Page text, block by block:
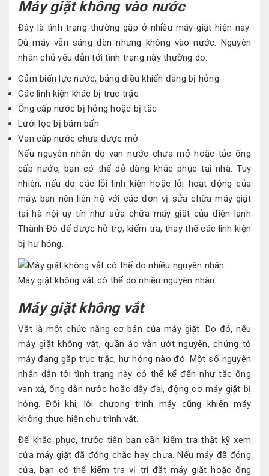
Máy giặt không vào nước
Đây là tình trạng thường gặp ở nhiều máy giặt hiện nay.
Dù máy vẫn sáng đèn nhưng không vào nước. Nguyên
nhân chủ yếu dẫn tới tình trạng này thường do:
Cảm biến lực nước, bảng điều khiển đang bị hỏng
Các linh kiện khác bị trục trặc
Ống cấp nước bị hỏng hoặc bị tắc
Lưới lọc bị bám bẩn
Van cấp nước chưa được mở
Nếu nguyên nhân do van nước chưa mở hoặc tắc ống
cấp nước, bạn có thể dễ dàng khắc phục tại nhà. Tuy
nhiên, nếu do các lỗi linh kiện hoặc lỗi hoạt động của
máy, bạn nên liên hệ với các đơn vị sửa chữa máy giặt
tại hà nội uy tín như sửa chữa máy giặt của điện lạnh
Thành Đô để được hỗ trợ, kiểm tra, thay thế các linh kiện
bị hư hỏng.
Máy giặt không vắt có thể do nhiều nguyên nhân
Máy giặt không vắt
Vắt là một chức năng cơ bản của máy giặt. Do đó, nếu
máy giặt không vắt, quần áo vẫn ướt nguyên, chứng tỏ
máy đang gặp trục trặc, hư hỏng nào đó. Một số nguyên
nhân dẫn tới tình trạng này có thể kể đến như tắc ống
van xả, ống dẫn nước hoặc dây đai, động cơ máy giặt bị
hỏng. Đôi khi, lỗi chương trình máy cũng khiến máy
không thực hiện chu trình vắt.
Để khắc phục, trước tiên bạn cần kiểm tra thật kỹ xem
cửa máy giặt đã đóng chắc hay chưa. Nếu máy đã đóng
cửa, bạn có thể kiểm tra vị trí đặt máy giặt hoặc ống